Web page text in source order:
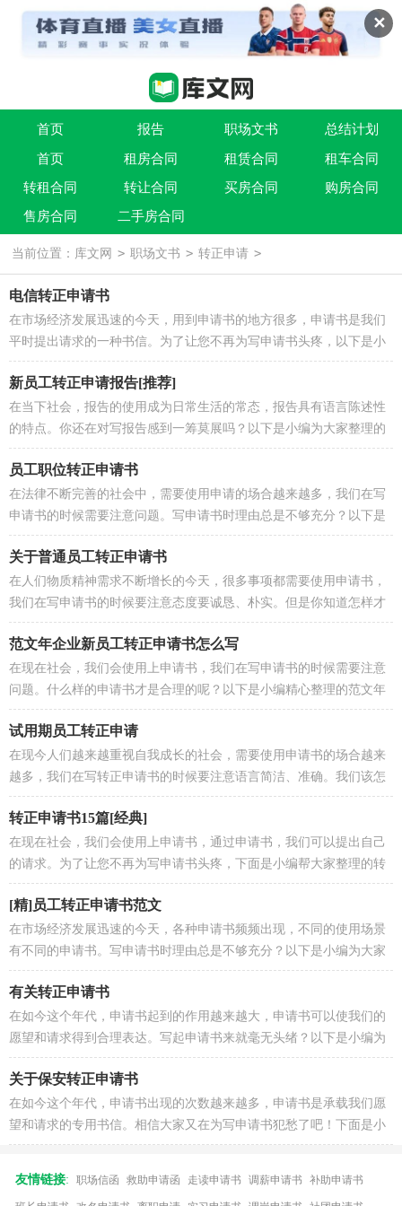
✕
首页 报告 职场文书 总结计划
条据书信 实用文 祝福语
首页 租房合同 租赁合同
租车合同
转租合同
转让合同 买房合同
购房合同
售房合同
二手房合同
当前位置： 库文网 > 职场文书 > 转正申请 >
电信转正申请书
在市场经济发展迅速的今天，用到申请书的地方很多，申请书是我们
平时提出请求的一种书信。为了让您不再为写申请书头疼，以下是小
编精心整理的电信转正申请书，欢...
新员工转正申请报告[推荐]
在当下社会，报告的使用成为日常生活的常态，报告具有语言陈述性
的特点。你还在对写报告感到一筹莫展吗？以下是小编为大家整理的
新员工转正申请报告，欢迎阅读，...
员工职位转正申请书
在法律不断完善的社会中，需要使用申请的场合越来越多，我们在写
申请书的时候需要注意问题。写申请书时理由总是不够充分？以下是
小编帮大家整理的员工职位转正申...
关于普通员工转正申请书
在人们物质精神需求不断增长的今天，很多事项都需要使用申请书，
我们在写申请书的时候要注意态度要诚恳、朴实。但是你知道怎样才
能写的好吗？下面是小编帮大家整...
范文年企业新员工转正申请书怎么写
在现在社会，我们会使用上申请书，我们在写申请书的时候需要注意
问题。什么样的申请书才是合理的呢？以下是小编精心整理的范文年
企业新员工转正申请书怎么写，欢...
试用期员工转正申请
在现今人们越来越重视自我成长的社会，需要使用申请书的场合越来
越多，我们在写转正申请书的时候要注意语言简洁、准确。我们该怎
么写转正申请书呢？以下是小编整...
转正申请书15篇[经典]
在现在社会，我们会使用上申请书，通过申请书，我们可以提出自己
的请求。为了让您不再为写申请书头疼，下面是小编帮大家整理的转
正申请书，希望对大家有所帮助。...
[精]员工转正申请书范文
在市场经济发展迅速的今天，各种申请书频频出现，不同的使用场景
有不同的申请书。写申请书时理由总是不够充分？以下是小编为大家
收集的员工转正申请书范文，希望...
有关转正申请书
在如今这个年代，申请书起到的作用越来越大，申请书可以使我们的
愿望和请求得到合理表达。写起申请书来就毫无头绪？以下是小编为
大家收集的有关转正申请书，欢迎...
关于保安转正申请书
在如今这个年代，申请书出现的次数越来越多，申请书是承载我们愿
望和请求的专用书信。相信大家又在为写申请书犯愁了吧！下面是小
编为大家收集的关于保安转正申请...
友情链接: 职场信函 救助申请函 走读申请书 调薪申请书 补助申请书